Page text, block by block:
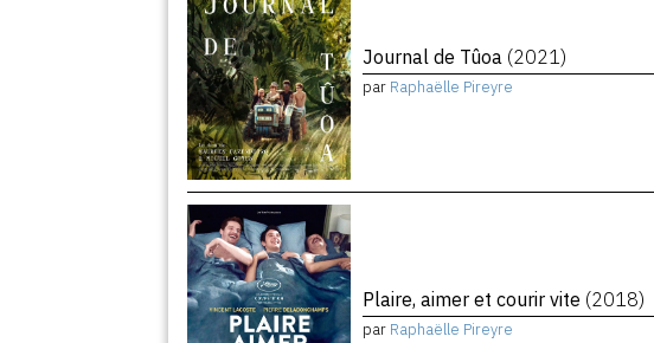
Journal de Tûoa (2021)
par Raphaëlle Pireyre
Plaire, aimer et courir vite (2018)
par Raphaëlle Pireyre